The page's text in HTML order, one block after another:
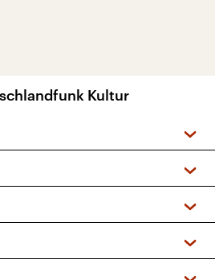
Kultur
Podcasts
+ DAB+)